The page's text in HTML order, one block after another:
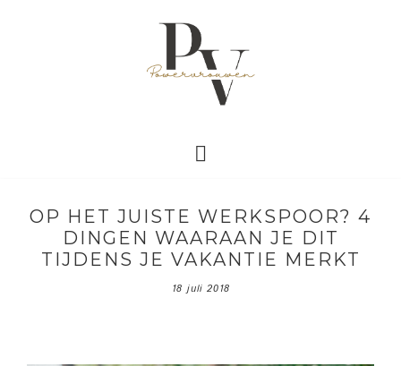
OP HET JUISTE WERKSPOOR? 4
DINGEN WAARAAN JE DIT
TIJDENS JE VAKANTIE MERKT
18 juli 2018